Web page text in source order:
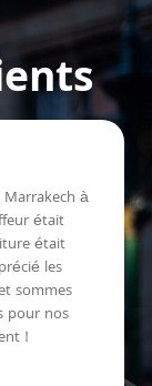
à
était
était
les
sommes
pour nos
!